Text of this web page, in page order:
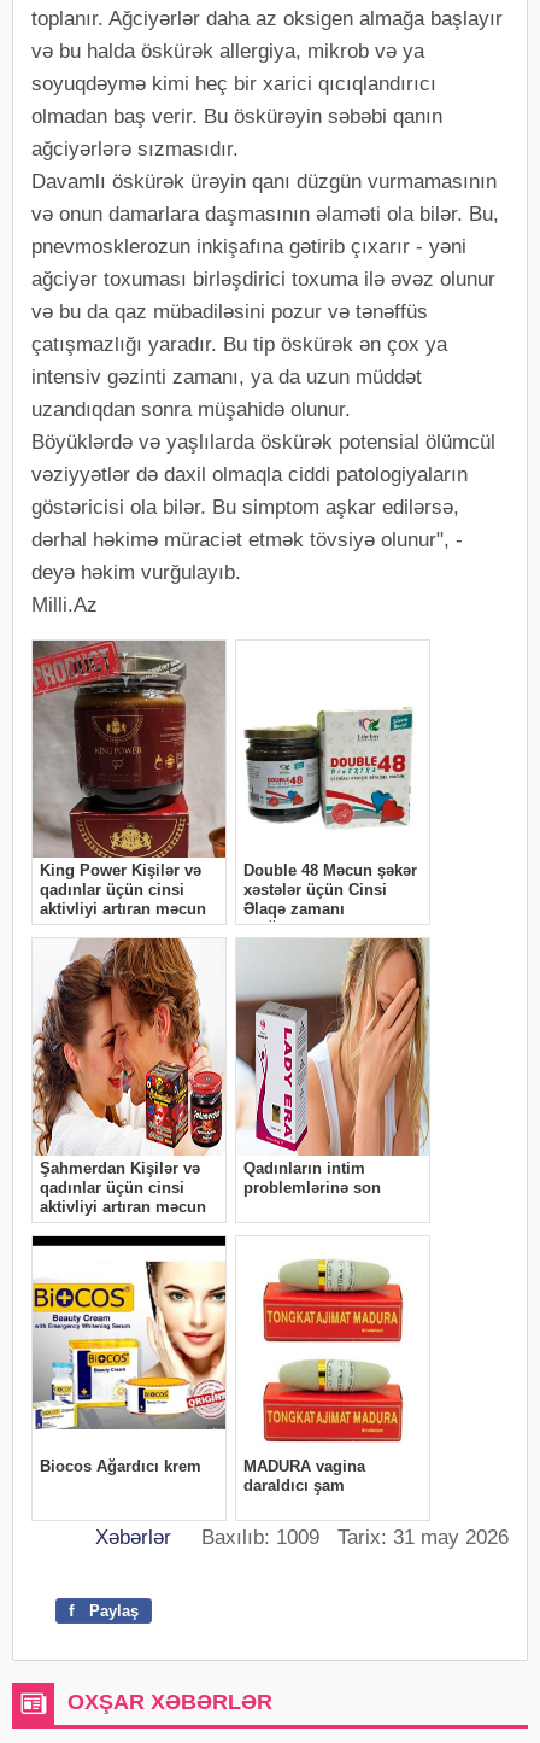
toplanır. Ağciyərlər daha az oksigen almağa başlayır
və bu halda öskürək allergiya, mikrob və ya
soyuqdəymə kimi heç bir xarici qıcıqlandırıcı
olmadan baş verir. Bu öskürəyin səbəbi qanın
ağciyərlərə sızmasıdır.
Davamlı öskürək ürəyin qanı düzgün vurmamasının
və onun damarlara daşmasının əlaməti ola bilər. Bu,
pnevmosklerozun inkişafına gətirib çıxarır - yəni
ağciyər toxuması birləşdirici toxuma ilə əvəz olunur
və bu da qaz mübadiləsini pozur və tənəffüs
çatışmazlığı yaradır. Bu tip öskürək ən çox ya
intensiv gəzinti zamanı, ya da uzun müddət
uzandıqdan sonra müşahidə olunur.
Böyüklərdə və yaşlılarda öskürək potensial ölümcül
vəziyyətlər də daxil olmaqla ciddi patologiyaların
göstəricisi ola bilər. Bu simptom aşkar edilərsə,
dərhal həkimə müraciət etmək tövsiyə olunur", -
deyə həkim vurğulayıb.
Milli.Az
Xəbərlər Baxılıb: 1009 Tarix: 31 may 2026
f Paylaş
OXŞAR XƏBƏRLƏR